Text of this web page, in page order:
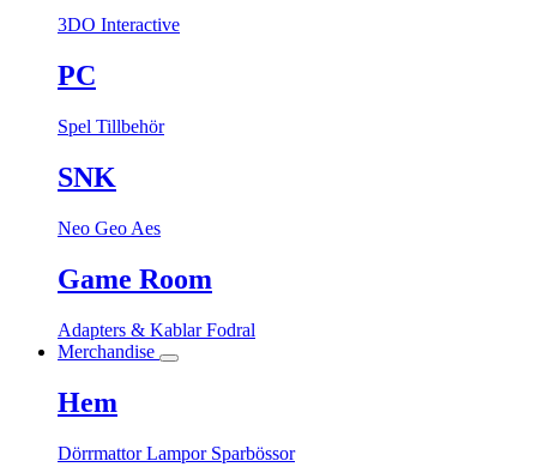
3DO Interactive
PC
Spel Tillbehör
SNK
Neo Geo Aes
Game Room
Adapters & KablarFodral
Merchandise
Hem
DörrmattorLampor Sparbössor